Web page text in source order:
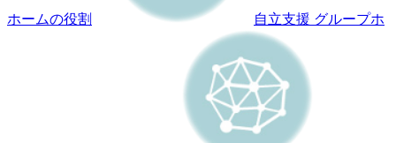
ホームの役割 自立支援 グループホ